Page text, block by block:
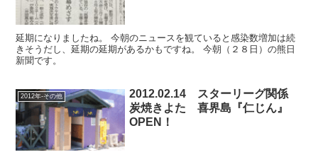
延期になりましたね。 今朝のニュースを観ていると感染数増加は続
きそうだし、延期の延期があるかもですね。 今朝（２８日）の熊日
新聞です。
2012年-その他
2012.02.14 スターリーグ関係
炭焼きよた 喜界島『仁じん』
OPEN！